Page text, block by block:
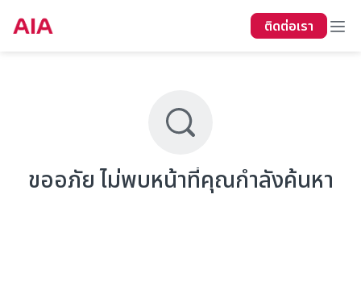
ติดต่อเรา
ขออภัย ไม่พบหน้าที่คุณกำลังค้นหา